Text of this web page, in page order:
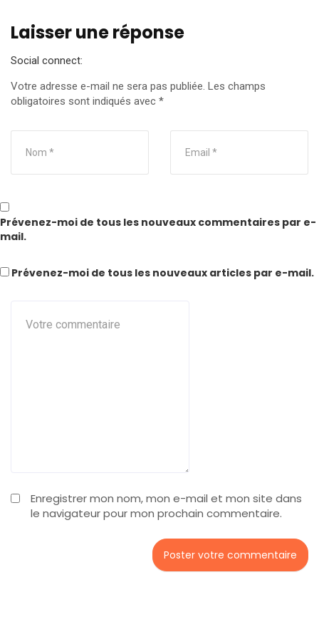
Laisser une réponse
Social connect:
Votre adresse e-mail ne sera pas publiée. Les champs
obligatoires sont indiqués avec *
Enregistrer mon nom, mon e-mail et mon site dans
le navigateur pour mon prochain commentaire.
Prévenez-moi de tous les nouveaux commentaires par e-
mail.
Prévenez-moi de tous les nouveaux articles par e-mail.